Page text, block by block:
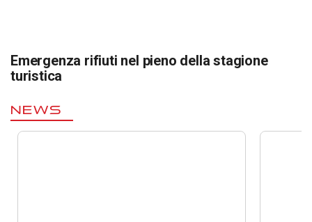
Emergenza rifiuti nel pieno della stagione
turistica
NEWS